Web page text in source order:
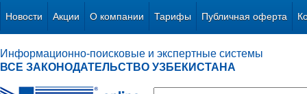
Новости Акции О компании Тарифы Публичная оферта
Информационно-поисковые и экспертные системы
ВСЕ ЗАКОНОДАТЕЛЬСТВО УЗБЕКИСТАНА